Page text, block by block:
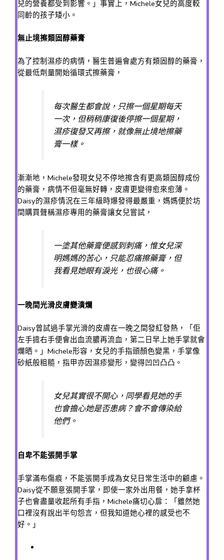
兒的營養都受到影響。」事實上，Michele女兒的高度較
同齡的孩子矮小。
無止境擦類固醇藥膏
為了控制濕疹的病情，醫生普遍會處方有類固醇的藥膏，
從最低劑量開始循環式擦藥膏，
每次醫生都會說，只擦一個星期每天
一次，但稍稍康復後停擦一個星期，
濕疹復發又再擦，就像無止境地擦藥
膏一樣。
漸漸地，Michele發現女兒不停地擦含有更高類固醇成份
的藥膏，病情不但毫無好轉，皮膚更變得愈來愈薄。
Daisy的濕疹情況在三年級時爆發得最嚴重，媽媽便於坊
間購買聲稱濕疹專用的藥膏讓女兒嘗試，
一塗其他藥膏便感到刺痛，惟女兒深
明媽媽的苦心，只能忍痛擦藥膏，但
我看見她眼有淚光，也很心痛。
一晚間光滑皮膚變潰爛
Daisy曾試過手掌光滑的皮膚在一晚之間發紅發熱，「佢
左手搲右手便會出血流膿再流血，第二日早上她手掌就會
爛晒。」Michele形容，女兒的手指頭顏色變黑，手掌像
砂紙般粗糙，指甲亦因濕疹變形，變得凹凹凸凸。
女兒其實很不開心，同學看見她的手
也會擔心她是否患病？會不會傳染給
他們。
自卑不能張開手掌
手掌滿布傷痕，不能張開手成為女兒日常生活中的顧慮。
Daisy從不願意張開手掌，即使一家外出用餐，她手拿杯
子也會盡量收起所有手指，Michele痛切心扉：「雖然她
口裡沒有說出半句怨言，但我知道她心裡的感受也不
好。」